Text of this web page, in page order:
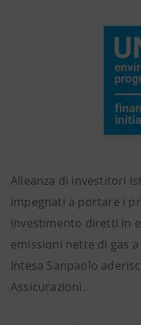
Alleanza di investitori
impegnati a portare i
investimento diretti in
emissioni nette di gas
Intesa Sanpaolo
Assicurazioni.